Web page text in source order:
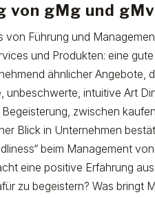
von gMg und gMv
von Führung und
und Produkten: eine
ähnlicher Angebote,
unbeschwerte, intuitive Art
zwischen
Blick in Unternehmen
beim Management
eine positive Erfahrung
zu begeistern? Was bringt